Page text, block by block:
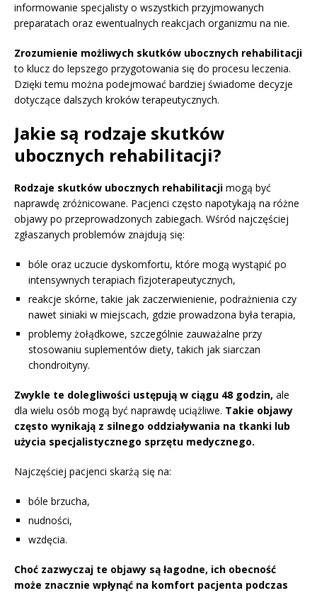
informowanie specjalisty o wszystkich przyjmowanych
preparatach oraz ewentualnych reakcjach organizmu na nie.
Zrozumienie możliwych skutków ubocznych rehabilitacji
to klucz do lepszego przygotowania się do procesu leczenia.
Dzięki temu można podejmować bardziej świadome decyzje
dotyczące dalszych kroków terapeutycznych.
Jakie są rodzaje skutków
ubocznych rehabilitacji?
Rodzaje skutków ubocznych rehabilitacji mogą być
naprawdę zróżnicowane. Pacjenci często napotykają na różne
objawy po przeprowadzonych zabiegach. Wśród najczęściej
zgłaszanych problemów znajdują się:
bóle oraz uczucie dyskomfortu, które mogą wystąpić po
intensywnych terapiach fizjoterapeutycznych,
reakcje skórne, takie jak zaczerwienienie, podrażnienia czy
nawet siniaki w miejscach, gdzie prowadzona była terapia,
problemy żołądkowe, szczególnie zauważalne przy
stosowaniu suplementów diety, takich jak siarczan
chondroityny.
Zwykle te dolegliwości ustępują w ciągu 48 godzin, ale
dla wielu osób mogą być naprawdę uciążliwe. Takie objawy
często wynikają z silnego oddziaływania na tkanki lub
użycia specjalistycznego sprzętu medycznego.
Najczęściej pacjenci skarżą się na:
bóle brzucha,
nudności,
wzdęcia.
Choć zazwyczaj te objawy są łagodne, ich obecność
może znacznie wpłynąć na komfort pacjenta podczas